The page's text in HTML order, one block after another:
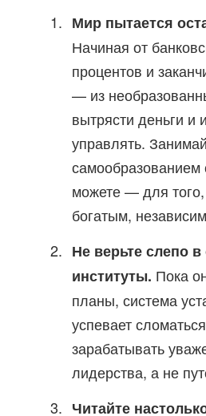
Мир пытается
Начиная от
процентов и
— из
вытрясти деньги
управлять.
самообразованием
можете — для
богатым,
Не верьте слепо
институты. Пока
планы, система
успевает
зарабатывать
лидерства, а не
Читайте